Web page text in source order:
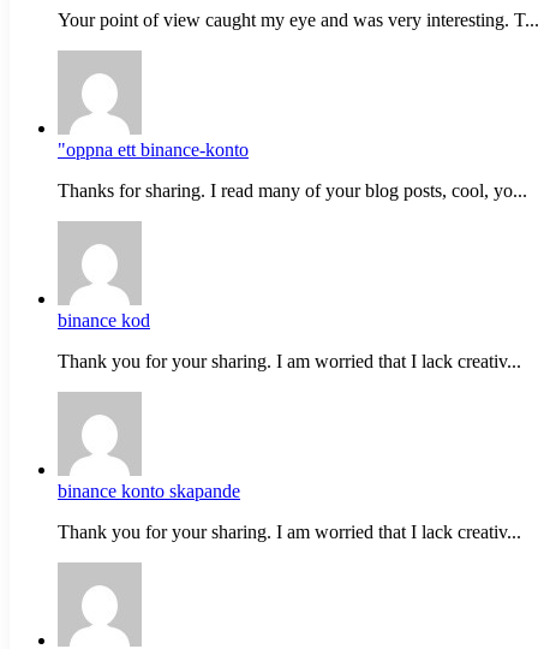
Your point of view caught my eye and was very interesting. T...
"oppna ett binance-konto
Thanks for sharing. I read many of your blog posts, cool, yo...
binance kod
Thank you for your sharing. I am worried that I lack creativ...
binance konto skapande
Thank you for your sharing. I am worried that I lack creativ...